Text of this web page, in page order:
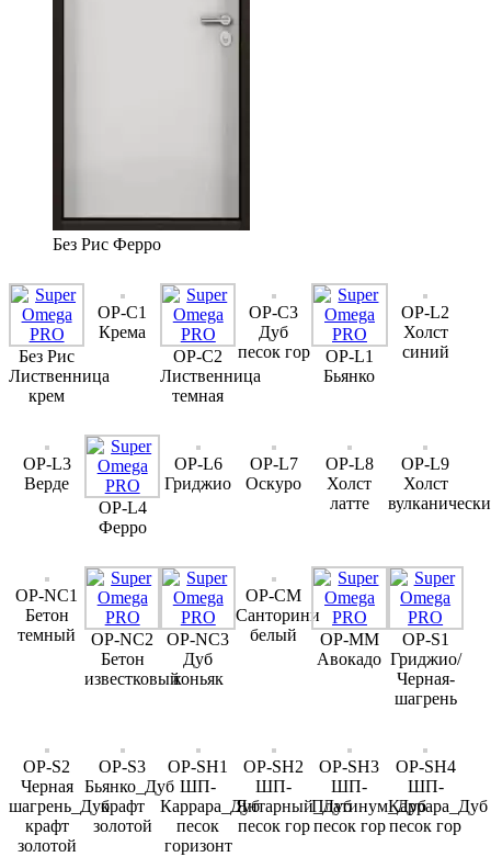
Без Рис Ферро
Без Рис
Лиственница
крем
OP-C1
Крема
OP-C2
Лиственница
темная
OP-C3
Дуб
песок гор
OP-L1
Бьянко
OP-L2
Холст
синий
OP-L3
Верде
OP-L4
Ферро
OP-L6
Гриджио
OP-L7
Оскуро
OP-L8
Холст
латте
OP-L9
Холст
OP-NC1
Бетон
темный
OP-NC2
Бетон
известковый
OP-NC3
Дуб
коньяк
OP-CM
Санторини
белый
OP-MM
Авокадо
OP-S1
Гриджио/
Черная-
шагрень
OP-S2
Черная
шагрень_Дуб
крафт
золотой
OP-S3
Бьянко_Дуб
крафт
золотой
OP-SH1
ШП-
Каррара_Дуб
песок
горизонт
OP-SH2
ШП-
Янтарный_Дуб
песок гор
OP-SH3
ШП-
Платинум_Дуб
песок гор
OP-SH4
ШП-
Каррара_Дуб
песок гор